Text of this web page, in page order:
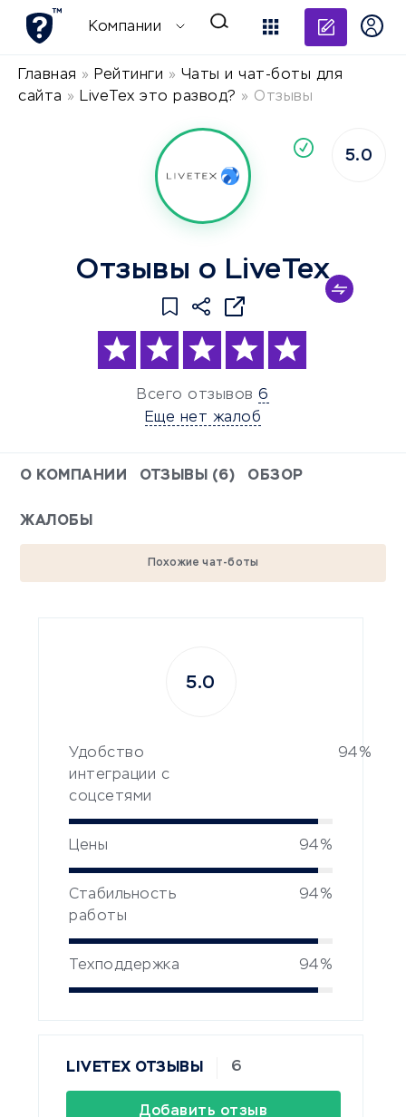
Компании
Главная » Рейтинги » Чаты и чат-боты для
сайта » LiveTex это развод? » Отзывы
Отзывы о LiveTex
Всего отзывов 6
Еще нет жалоб
5.0
компания
О КОМПАНИИ ОТЗЫВЫ (6) ОБЗОР
ЖАЛОБЫ
Похожие чат-боты
Удобство
интеграции с
соцсетями
94%
Цены 94%
Стабильность
работы
94%
Техподдержка 94%
5.0
LIVETEX ОТЗЫВЫ 6
Добавить отзыв